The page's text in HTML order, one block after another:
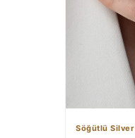
Söğütlü Silver